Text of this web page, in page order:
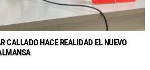
CALLADO HACE REALIDAD EL NUEVO